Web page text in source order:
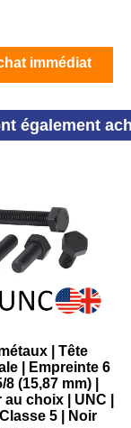
immédiat
également
| Tête
| Empreinte 6
(15,87 mm) |
choix | UNC |
5 | Noir